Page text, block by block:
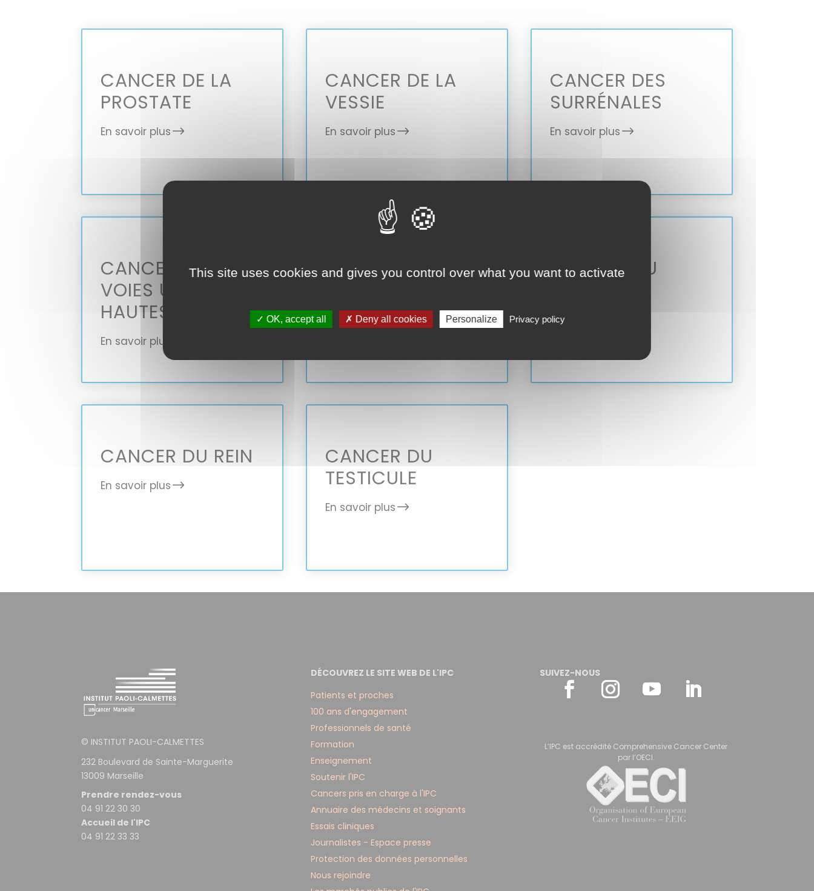
CANCER DE LA
PROSTATE
En savoir plus
CANCER DE LA
VESSIE
En savoir plus
CANCER DES
SURRÉNALES
En savoir plus
CANCER DES
VOIES URINAIRES
HAUTES
En savoir plus
CANCER DU
En savoir plus
CANCER DU
En savoir plus
CANCER DU REIN
En savoir plus
CANCER DU
TESTICULE
En savoir plus
© INSTITUT PAOLI-CALMETTES
232 Boulevard de Sainte-Marguerite
13009 Marseille
Prendre rendez-vous
04 91 22 30 30
Accueil de l'IPC
04 91 22 33 33
DÉCOUVREZ LE SITE WEB DE L'IPC
Patients et proches
100 ans d'engagement
Professionnels de santé
Formation
Enseignement
Soutenir l'IPC
Cancers pris en charge à l'IPC
Annuaire des médecins et soignants
Essais cliniques
Journalistes - Espace presse
Protection des données personnelles
Nous rejoindre
SUIVEZ-NOUS
L’IPC est accrédité Comprehensive Cancer Center
par l’OECI.
This site uses cookies and gives you control over what you want to activate
✓ OK, accept all ✗ Deny all cookies Personalize Privacy policy